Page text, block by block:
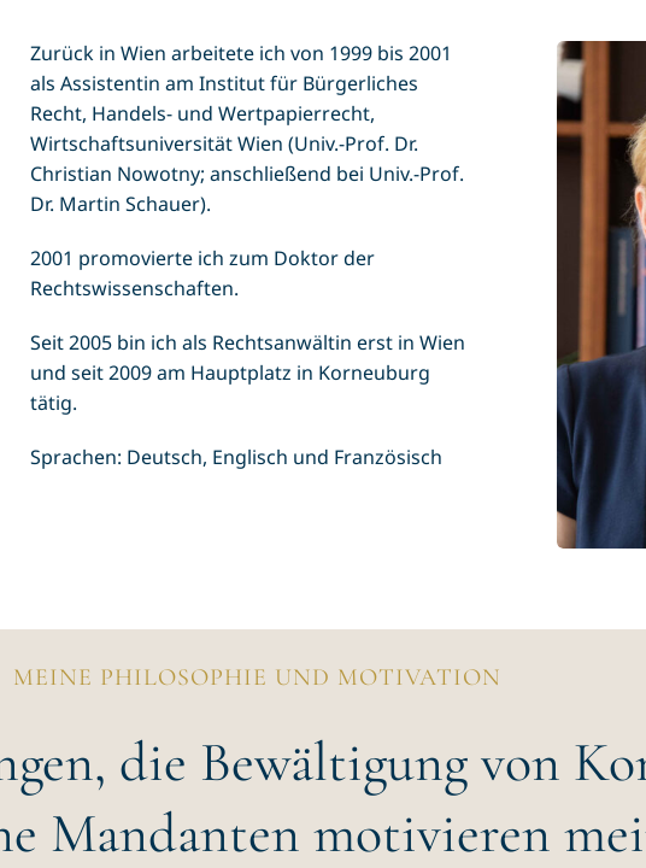
Zurück in Wien arbeitete ich von 1999 bis 2001
als Assistentin am Institut für Bürgerliches
Recht, Handels- und Wertpapierrecht,
Wirtschaftsuniversität Wien (Univ.-Prof. Dr.
Christian Nowotny; anschließend bei Univ.-Prof.
Dr. Martin Schauer).
2001 promovierte ich zum Doktor der
Rechtswissenschaften.
Seit 2005 bin ich als Rechtsanwältin erst in Wien
und seit 2009 am Hauptplatz in Korneuburg
tätig.
Sprachen: Deutsch, Englisch und Französisch
MEINE PHILOSOPHIE UND MOTIVATION
die Bewältigung von
Mandanten motivieren